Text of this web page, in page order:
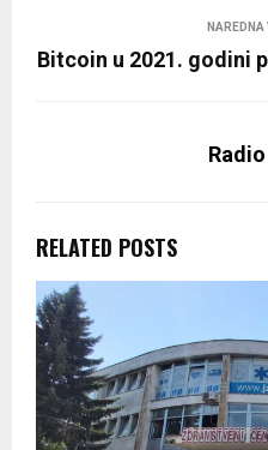
Bitcoin u 2021. godini
RELATED POSTS